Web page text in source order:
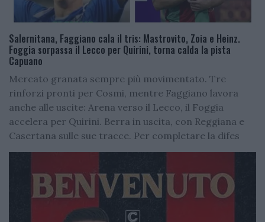
Salernitana, Faggiano cala il tris: Mastrovito, Zoia e Heinz.
Foggia sorpassa il Lecco per Quirini, torna calda la pista
Capuano
Mercato granata sempre più movimentato. Tre
rinforzi pronti per Cosmi, mentre Faggiano lavora
anche alle uscite: Arena verso il Lecco, il Foggia
accelera per Quirini. Berra in uscita, con Reggiana e
Casertana sulle sue tracce. Per completare la difes